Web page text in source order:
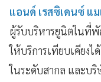
แอนด์ เรสซิเดนซ์ แ
ผู้รับบริหารยูนิตในที่พั
ให้บริการเทียบเคียง
ในระดับสากล และบ